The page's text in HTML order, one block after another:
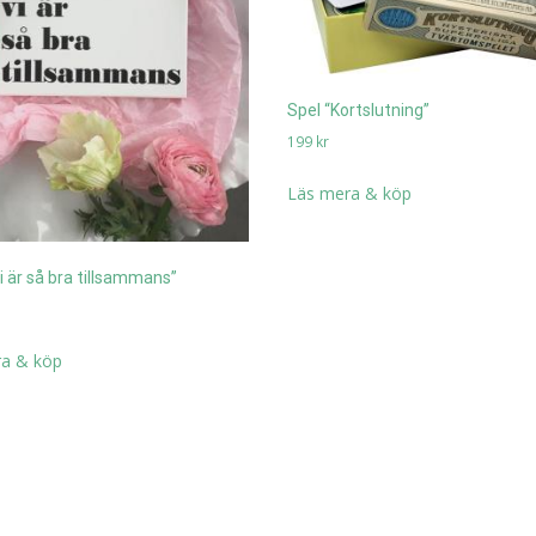
är så bra tillsammans”
& köp
Spel “Kortslutning”
199 kr
Läs mera & köp